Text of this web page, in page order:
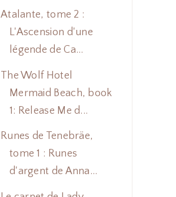
Atalante, tome 2 :
L'Ascension d'une
légende de Ca...
The Wolf Hotel
Mermaid Beach, book
1: Release Me d...
Runes de Tenebräe,
tome 1 : Runes
d'argent de Anna...